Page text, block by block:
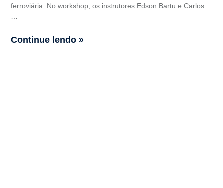
ferroviária. No workshop, os instrutores Edson Bartu e Carlos
Continue lendo »